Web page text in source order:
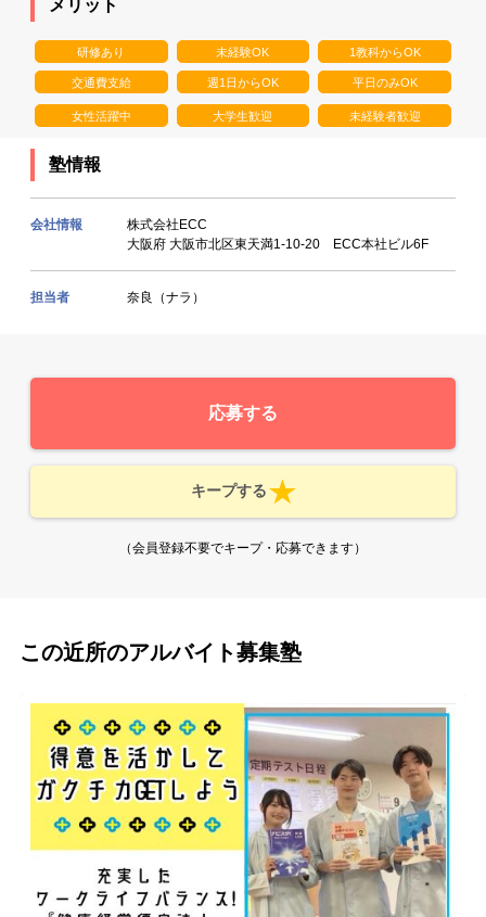
メリット
研修あり 未経験OK 1教科からOK
交通費支給 週1日からOK 平日のみOK
女性活躍中 大学生歓迎 未経験者歓迎
塾情報
会社情報
株式会社ECC
大阪府 大阪市北区東天満1-10-20 ECC本社ビル6F
担当者 奈良（ナラ）
応募する
キープする
（会員登録不要でキープ・応募できます）
この近所のアルバイト募集塾